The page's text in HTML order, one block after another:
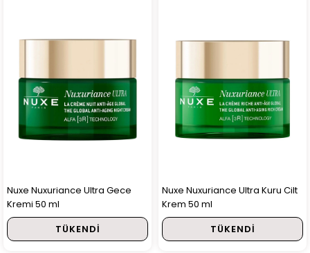
Nuxe Nuxuriance Ultra Gece
Kremi 50 ml
TÜKENDI
Nuxe Nuxuriance Ultra Kuru Cilt
Krem 50 ml
TÜKENDI